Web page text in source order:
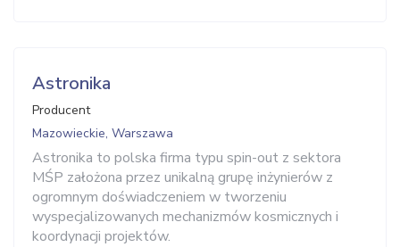
Astronika
Producent
Mazowieckie, Warszawa
Astronika to polska firma typu spin-out z sektora
MŚP założona przez unikalną grupę inżynierów z
ogromnym doświadczeniem w tworzeniu
wyspecjalizowanych mechanizmów kosmicznych i
koordynacji projektów.